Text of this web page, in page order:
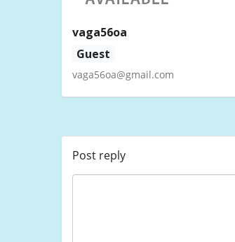
vaga56oa
Guest
vaga56oa@gmail.com
Post reply